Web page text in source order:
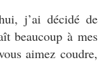
j’ai décidé de
beaucoup à mes
aimez coudre,